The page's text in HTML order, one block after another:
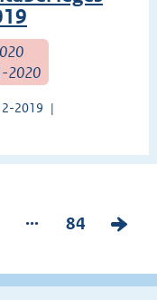
2020
2019
...
P
g
84
V
l